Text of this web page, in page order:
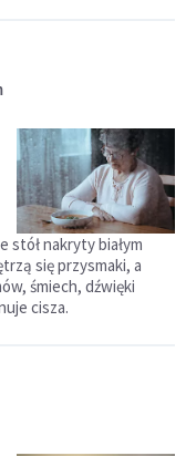
stół nakryty białym
się przysmaki, a
śmiech, dźwięki
cisza.